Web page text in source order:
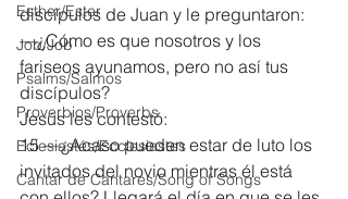
Esther/Ester
Job/Job
Psalms/Salmos
Proverbios/Proverbs
Eclesiastés/Ecclesiastes
Cantar de Cantares/Song of Songs
discípulos de Juan y le preguntaron:
—¿Cómo es que nosotros y los
fariseos ayunamos, pero no así tus
discípulos?
Jesús les contestó:
15 —¿Acaso pueden estar de luto los
invitados del novio mientras él está